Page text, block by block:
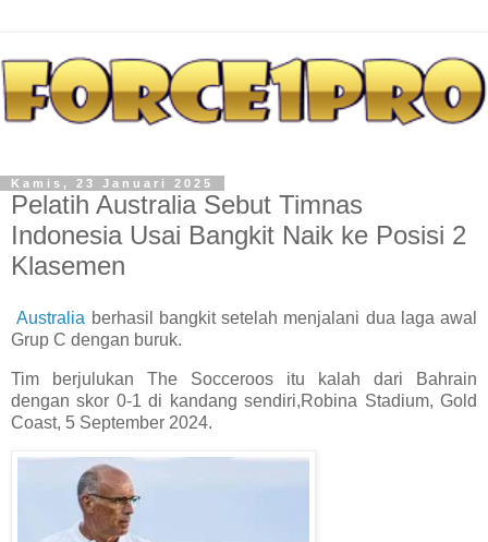
Kamis, 23 Januari 2025
Pelatih Australia Sebut Timnas
Indonesia Usai Bangkit Naik ke Posisi 2
Klasemen
Australia berhasil bangkit setelah menjalani dua laga awal
Grup C dengan buruk.
Tim berjulukan The Socceroos itu kalah dari Bahrain
dengan skor 0-1 di kandang sendiri,Robina Stadium, Gold
Coast, 5 September 2024.